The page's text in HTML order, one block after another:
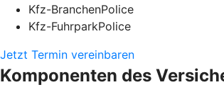
Kfz-BranchenPolice
Kfz-FuhrparkPolice
Jetzt Termin vereinbaren
Komponenten des